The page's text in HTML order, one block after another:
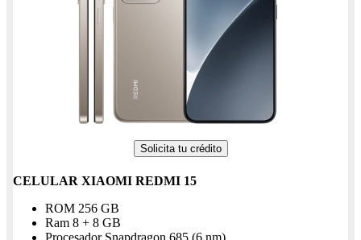
Solicita tu crédito
CELULAR XIAOMI REDMI 15
ROM 256 GB
Ram 8 + 8 GB
Procesador Snapdragon 685 (6 nm)